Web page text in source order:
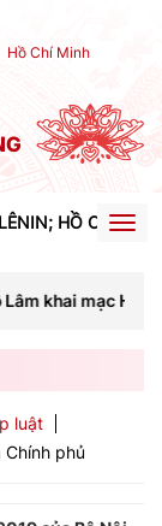
Hồ Chí Minh
HỒ CHÍ
Trung ương
luật
phủ